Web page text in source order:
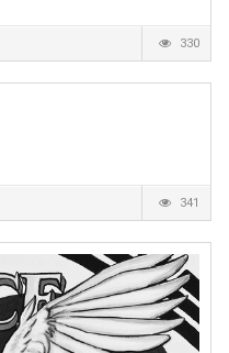
330
341